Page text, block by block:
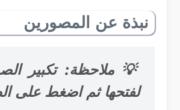
نبذة عن المصورين
💡ملاحظة: تكبير
لفتحها ثم اضغط على